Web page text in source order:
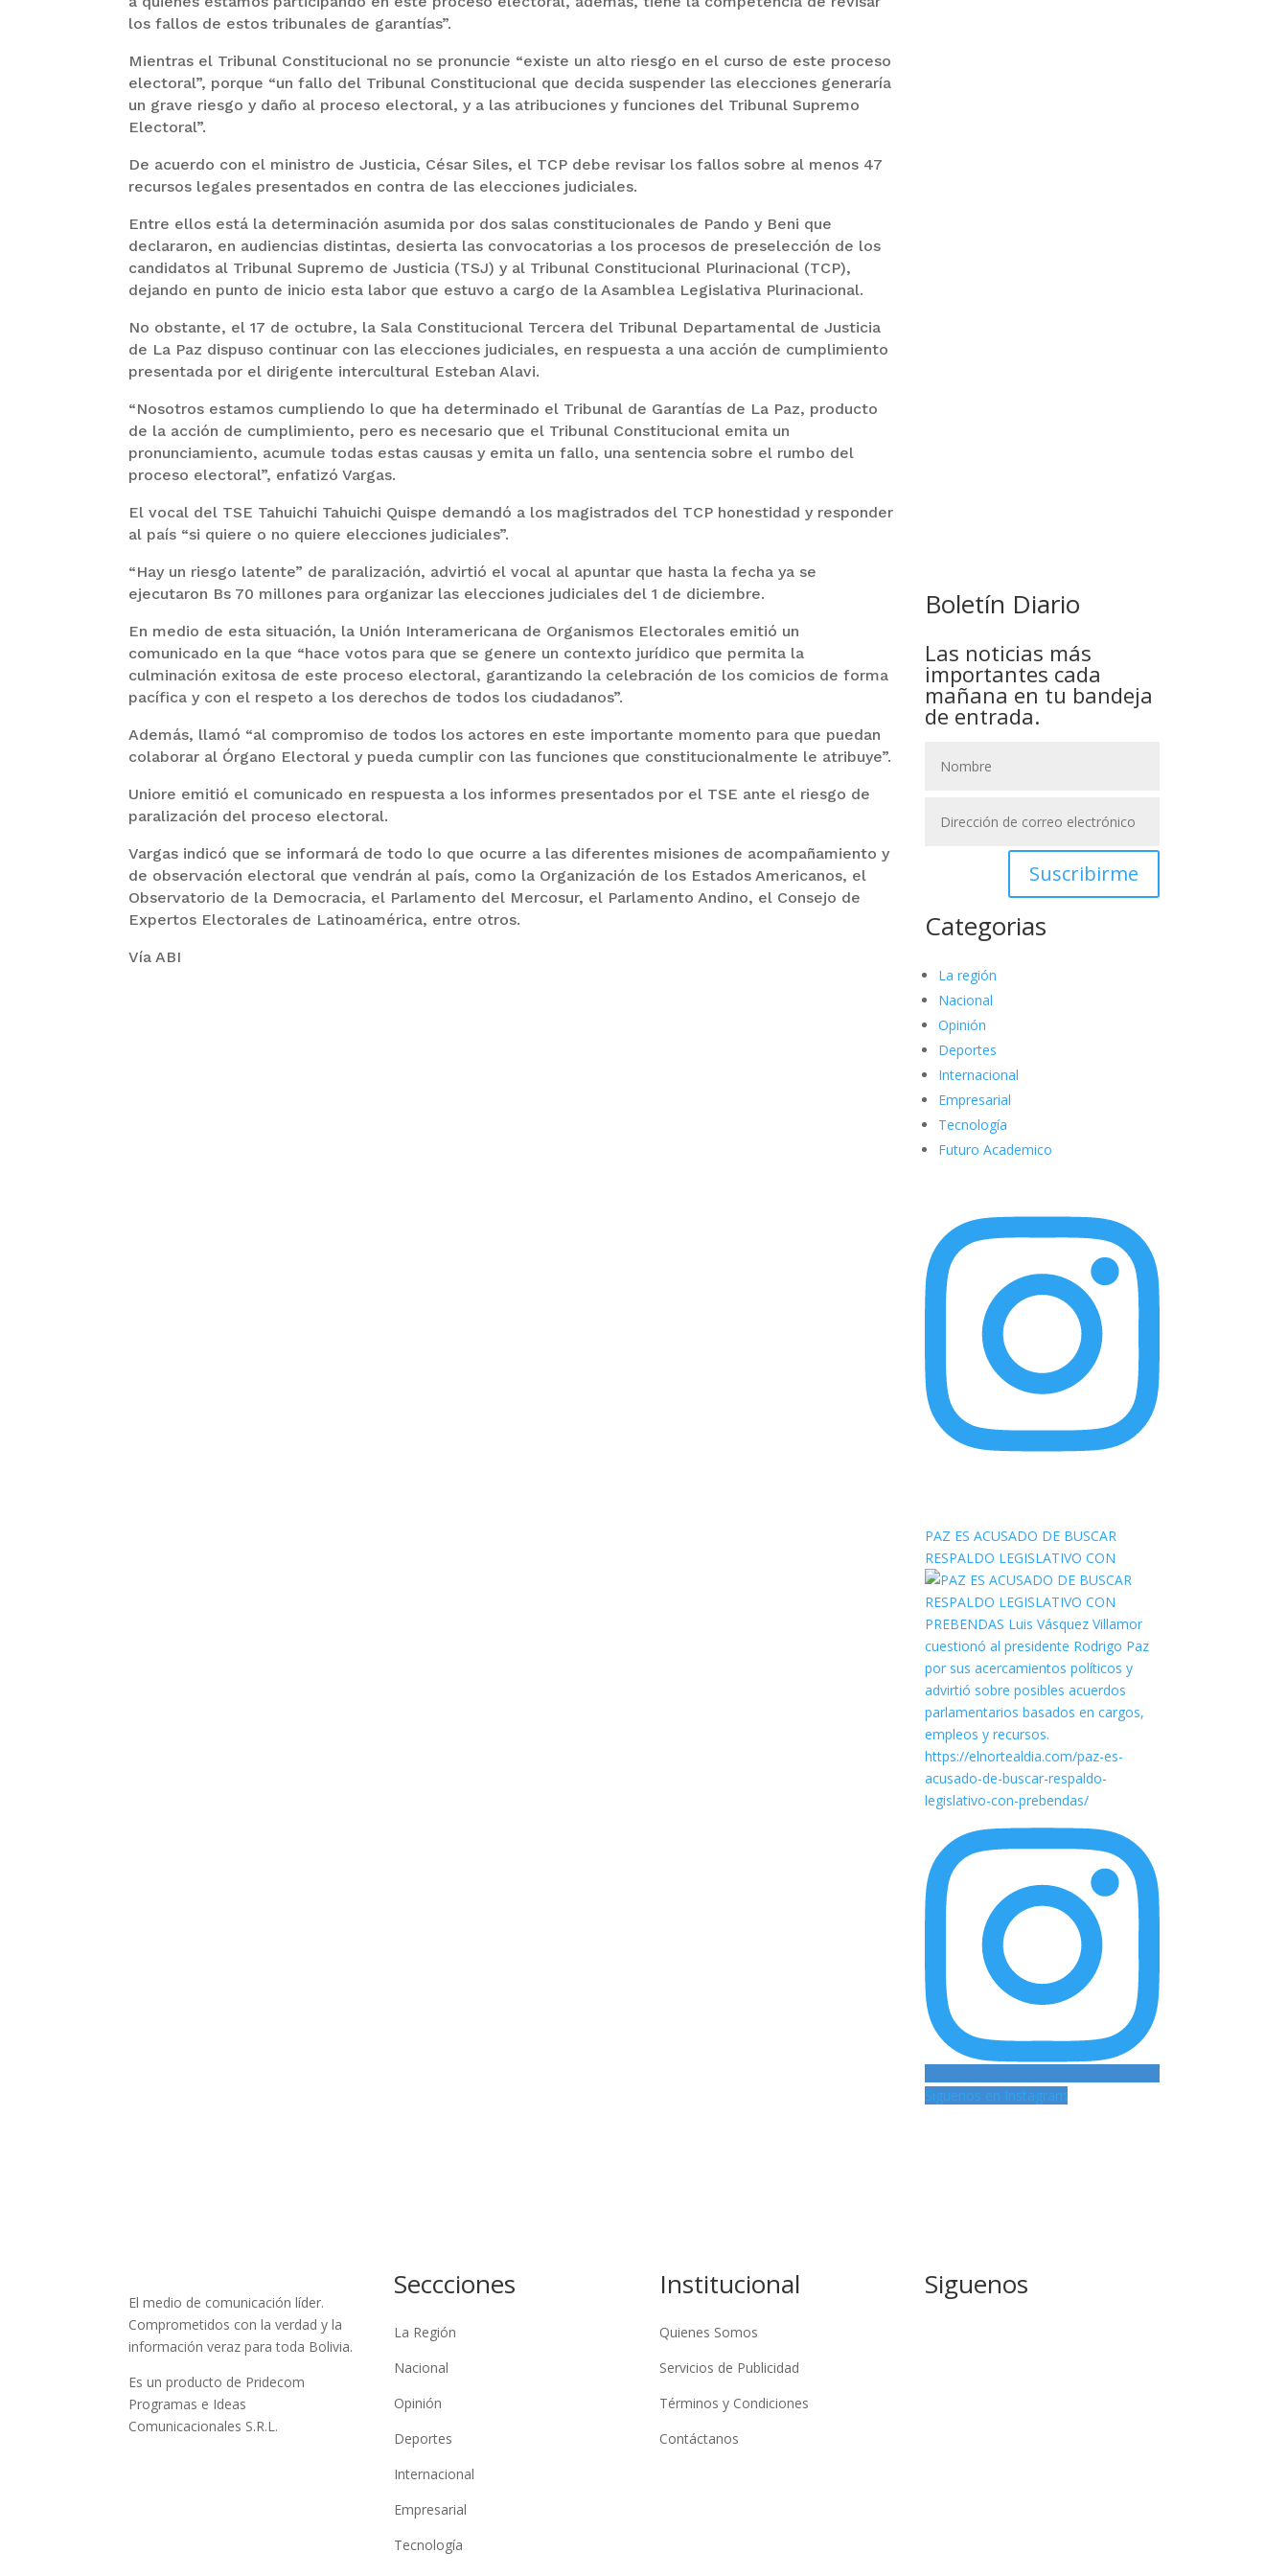
los fallos de estos tribunales de garantías”.
Mientras el Tribunal Constitucional no se pronuncie “existe un alto riesgo en el curso de este proceso
electoral”, porque “un fallo del Tribunal Constitucional que decida suspender las elecciones generaría
un grave riesgo y daño al proceso electoral, y a las atribuciones y funciones del Tribunal Supremo
Electoral”.
De acuerdo con el ministro de Justicia, César Siles, el TCP debe revisar los fallos sobre al menos 47
recursos legales presentados en contra de las elecciones judiciales.
Entre ellos está la determinación asumida por dos salas constitucionales de Pando y Beni que
declararon, en audiencias distintas, desierta las convocatorias a los procesos de preselección de los
candidatos al Tribunal Supremo de Justicia (TSJ) y al Tribunal Constitucional Plurinacional (TCP),
dejando en punto de inicio esta labor que estuvo a cargo de la Asamblea Legislativa Plurinacional.
No obstante, el 17 de octubre, la Sala Constitucional Tercera del Tribunal Departamental de Justicia
de La Paz dispuso continuar con las elecciones judiciales, en respuesta a una acción de cumplimiento
presentada por el dirigente intercultural Esteban Alavi.
“Nosotros estamos cumpliendo lo que ha determinado el Tribunal de Garantías de La Paz, producto
de la acción de cumplimiento, pero es necesario que el Tribunal Constitucional emita un
pronunciamiento, acumule todas estas causas y emita un fallo, una sentencia sobre el rumbo del
proceso electoral”, enfatizó Vargas.
El vocal del TSE Tahuichi Tahuichi Quispe demandó a los magistrados del TCP honestidad y responder
al país “si quiere o no quiere elecciones judiciales”.
“Hay un riesgo latente” de paralización, advirtió el vocal al apuntar que hasta la fecha ya se
ejecutaron Bs 70 millones para organizar las elecciones judiciales del 1 de diciembre.
En medio de esta situación, la Unión Interamericana de Organismos Electorales emitió un
comunicado en la que “hace votos para que se genere un contexto jurídico que permita la
culminación exitosa de este proceso electoral, garantizando la celebración de los comicios de forma
pacífica y con el respeto a los derechos de todos los ciudadanos”.
Además, llamó “al compromiso de todos los actores en este importante momento para que puedan
colaborar al Órgano Electoral y pueda cumplir con las funciones que constitucionalmente le atribuye”.
Uniore emitió el comunicado en respuesta a los informes presentados por el TSE ante el riesgo de
paralización del proceso electoral.
Vargas indicó que se informará de todo lo que ocurre a las diferentes misiones de acompañamiento y
de observación electoral que vendrán al país, como la Organización de los Estados Americanos, el
Observatorio de la Democracia, el Parlamento del Mercosur, el Parlamento Andino, el Consejo de
Expertos Electorales de Latinoamérica, entre otros.
Vía ABI
Boletín Diario
Las noticias más
importantes cada
mañana en tu bandeja
de entrada.
Suscribirme
Categorias
La región
Nacional
Opinión
Deportes
Internacional
Empresarial
Tecnología
Futuro Academico
PAZ ES ACUSADO DE BUSCAR
RESPALDO LEGISLATIVO CON
Siguenos en Instagram
El medio de comunicación líder.
Comprometidos con la verdad y la
información veraz para toda Bolivia.
Es un producto de Pridecom
Programas e Ideas
Comunicacionales S.R.L.
Seccciones
La Región
Nacional
Opinión
Deportes
Internacional
Empresarial
Tecnología
Institucional
Quienes Somos
Servicios de Publicidad
Términos y Condiciones
Contáctanos
Siguenos